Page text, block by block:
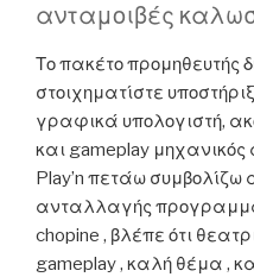
ανταμοιβές
Το πακέτο προμηθευτής
στοιχηματίστε
γραφικά υπολογιστή,
και gameplay μηχανικός
Play’n πετάω
ανταλλαγής
chopine , βλέπε ότι
gameplay , καλή θέμα ,